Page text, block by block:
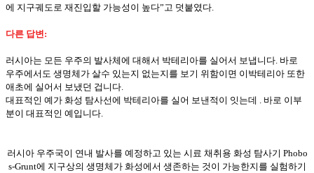
에 지구궤도로 재진입할 가능성이 높다”고 덧붙였다.
다른 답변:
러시아는 모든 우주의 발사체에 대해서 박테리아를 실어서 보냅니다. 바로
우주에서도 생명체가 살수 있는지 없는지를 보기 위함이면 이박테리아 또한
애초에 실어서 보냈던 겁니다.
대표적인 예가 화성 탐사선에 박테리아를 실어 보낸적이 잇는데 . 바로 이부
분이 대표적인 예입니다.
러시아 우주국이 연내 발사를 예정하고 있는 시료 채취용 화성 탐사기 Phobo
s-Grunt에 지구상의 생명체가 화성에서 생존하는 것이 가능한지를 실험하기